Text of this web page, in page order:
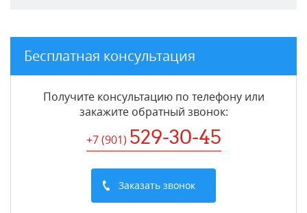
Бесплатная консультация
Получите консультацию по телефону или
закажите обратный звонок:
+7 (901) 529-30-45
Заказать звонок